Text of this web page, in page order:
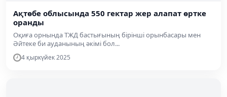
Ақтөбе облысында 550 гектар жер алапат өртке
оранды
Оқиға орнында ТЖД бастығының бірінші орынбасары мен
Әйтеке би ауданының әкімі бол...
4 қыркүйек 2025